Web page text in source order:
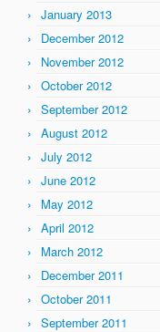
January 2013
December 2012
November 2012
October 2012
September 2012
August 2012
July 2012
June 2012
May 2012
April 2012
March 2012
December 2011
October 2011
September 2011